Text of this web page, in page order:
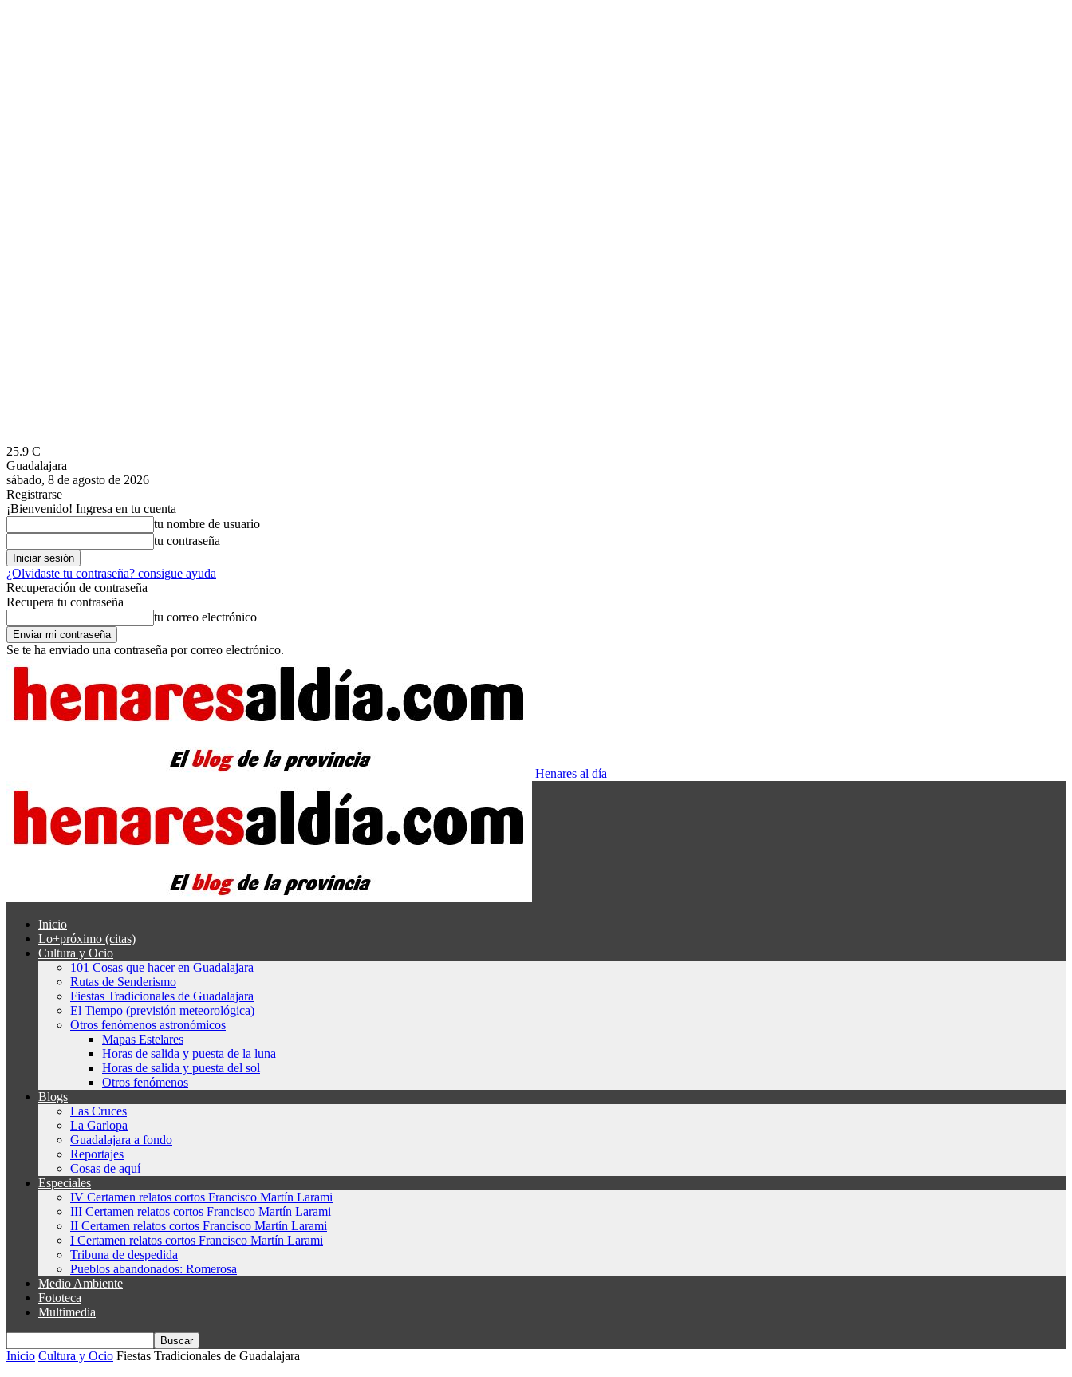
25.9 C
Guadalajara
sábado, 8 de agosto de 2026
Registrarse
¡Bienvenido! Ingresa en tu cuenta
tu nombre de usuario
tu contraseña
¿Olvidaste tu contraseña? consigue ayuda
Recuperación de contraseña
Recupera tu contraseña
tu correo electrónico
Se te ha enviado una contraseña por correo electrónico.
Henares al día
Inicio
Lo+próximo (citas)
Cultura y Ocio
101 Cosas que hacer en Guadalajara
Rutas de Senderismo
Fiestas Tradicionales de Guadalajara
El Tiempo (previsión meteorológica)
Otros fenómenos astronómicos
Mapas Estelares
Horas de salida y puesta de la luna
Horas de salida y puesta del sol
Otros fenómenos
Blogs
Las Cruces
La Garlopa
Guadalajara a fondo
Reportajes
Cosas de aquí
Especiales
IV Certamen relatos cortos Francisco Martín Larami
III Certamen relatos cortos Francisco Martín Larami
II Certamen relatos cortos Francisco Martín Larami
I Certamen relatos cortos Francisco Martín Larami
Tribuna de despedida
Pueblos abandonados: Romerosa
Medio Ambiente
Fototeca
Multimedia
Inicio Cultura y Ocio Fiestas Tradicionales de Guadalajara